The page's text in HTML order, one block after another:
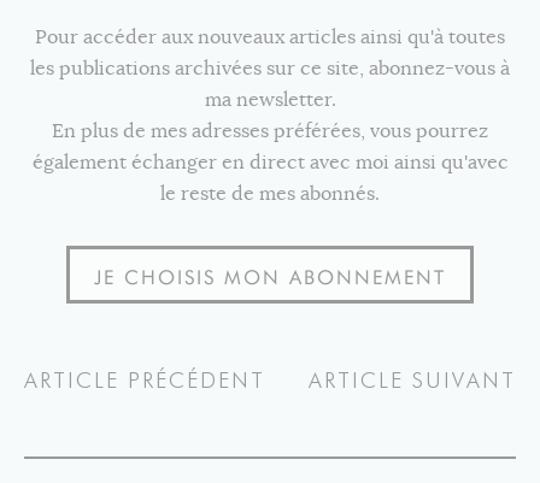
Pour accéder aux nouveaux articles ainsi qu'à toutes
les publications archivées sur ce site, abonnez-vous à
ma newsletter.
En plus de mes adresses préférées, vous pourrez
également échanger en direct avec moi ainsi qu'avec
le reste de mes abonnés.
JE CHOISIS MON ABONNEMENT
ARTICLE PRÉCÉDENT ARTICLE SUIVANT